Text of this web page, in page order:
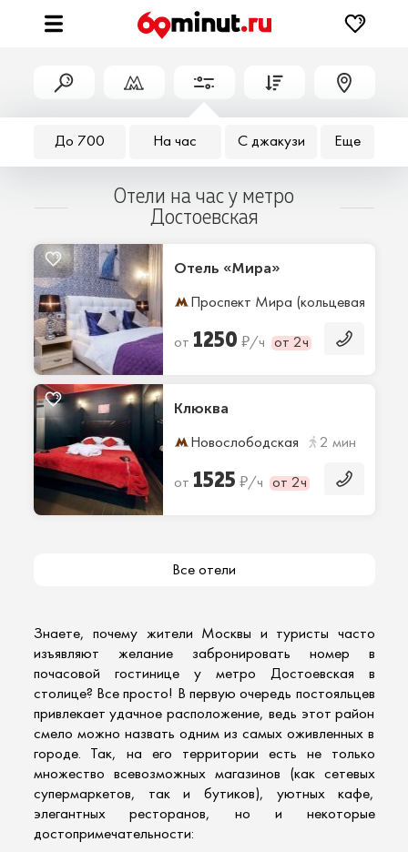
До 700 На час С джакузи Еще
Отели на час у метро
Достоевская
Отель «Мира»
Проспект Мира (кольцевая)
от 1250 ₽/ч от 2ч
Клюква
Новослободская 2 мин
от 1525 ₽/ч от 2ч
Все отели
Знаете, почему жители Москвы и туристы часто
изъявляют желание забронировать номер в
почасовой гостиницеу метро Достоевская в
столице? Все просто! В первую очередь постояльцев
привлекает удачное расположение, ведь этот район
смело можно назвать одним из самых оживленных в
городе. Так, на его территории есть не только
множество всевозможных магазинов (как сетевых
супермаркетов, так и бутиков), уютных кафе,
элегантных ресторанов, но и некоторые
достопримечательности: